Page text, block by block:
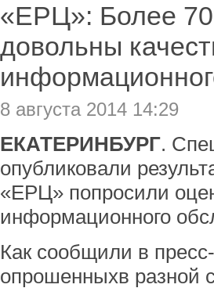
«ЕРЦ»: Более
довольны
8 августа 2014 14:29
ЕКАТЕРИНБУРГ.
опубликовали
«ЕРЦ» попросили
информационного
Как сообщили в
опрошенныхв разной